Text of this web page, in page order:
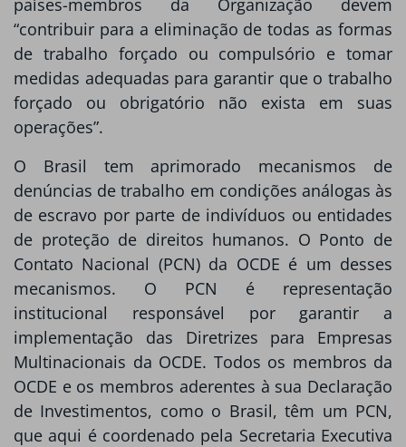
países-membros da Organização devem
“contribuir para a eliminação de todas as formas
de trabalho forçado ou compulsório e tomar
medidas adequadas para garantir que o trabalho
forçado ou obrigatório não exista em suas
operações”.
O Brasil tem aprimorado mecanismos de
denúncias de trabalho em condições análogas às
de escravo por parte de indivíduos ou entidades
de proteção de direitos humanos. O Ponto de
Contato Nacional (PCN) da OCDE é um desses
mecanismos. O PCN é representação
institucional responsável por garantir a
implementação das Diretrizes para Empresas
Multinacionais da OCDE. Todos os membros da
OCDE e os membros aderentes à sua Declaração
de Investimentos, como o Brasil, têm um PCN,
que aqui é coordenado pela Secretaria Executiva